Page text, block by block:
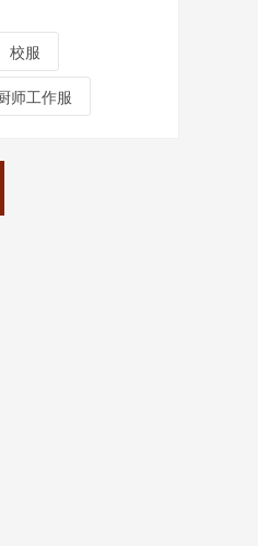
校服
师工作服